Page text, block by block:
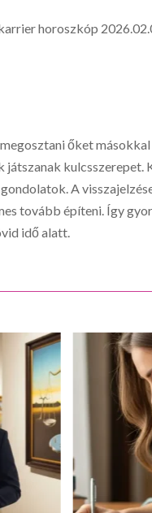
horoszkóp
őket másokkal
kulcsszerepet.
A
tovább építeni. Így
idő alatt.